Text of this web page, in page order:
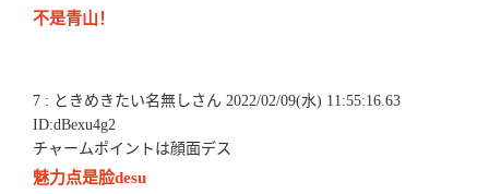
不是青山！
7 : ときめきたい名無しさん 2022/02/09(水) 11:55:16.63
ID:dBexu4g2
チャームポイントは顔面デス
魅力点是脸desu